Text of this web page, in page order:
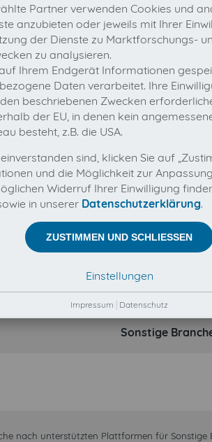
arrow down
Sonstige
nach unterstützten Plattformen für Sonstige
Partner verwenden Cookies und
anzubieten oder jeweils mit Ihrer
der Dienste zu Marktforschungs-
zu analysieren.
Ihrem Endgerät Informationen
Daten verarbeitet. Ihre
beschriebenen Zwecken
der EU, in denen kein
besteht, z.B. die USA.
sind, klicken Sie auf
und die Möglichkeit zur
Widerruf Ihrer Einwilligung
in unserer Datenschutzerklärung.
ZUSTIMMEN UND SCHLIESSEN
Einstellungen
Impressum Datenschutz